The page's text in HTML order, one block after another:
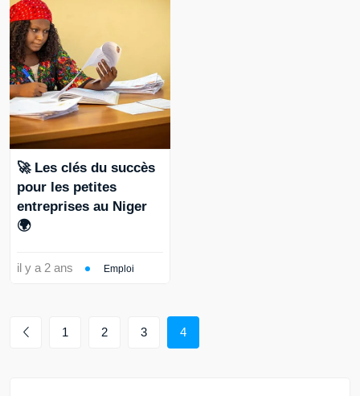
🚀 Les clés du succès
pour les petites
entreprises au Niger
🌍
il y a 2 ans Emploi
1 2 3 4